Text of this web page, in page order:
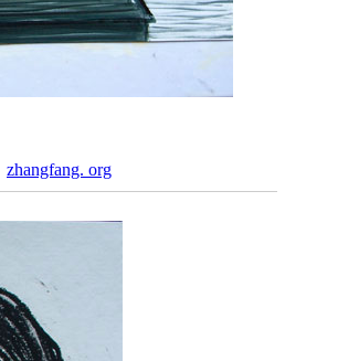
zhangfang. org